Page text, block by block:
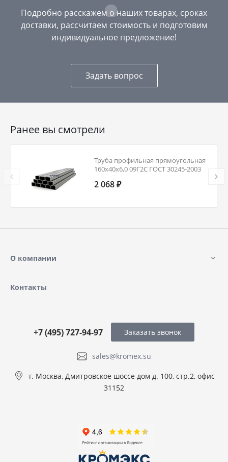
Подробно расскажем о наших товарах, сроках
доставки, рассчитаем стоимость и подготовим
индивидуальное предложение!
Задать вопрос
Ранее вы смотрели
Труба профильная прямоугольная
160х40х6,0 09Г2С ГОСТ 30245-2003
2 068 ₽
О компании
Контакты
sales@kromex.su
+7 (495) 727-94-97
г. Москва, Дмитровское шоссе дом д. 100, стр.2, офис
31152
Заказать звонок